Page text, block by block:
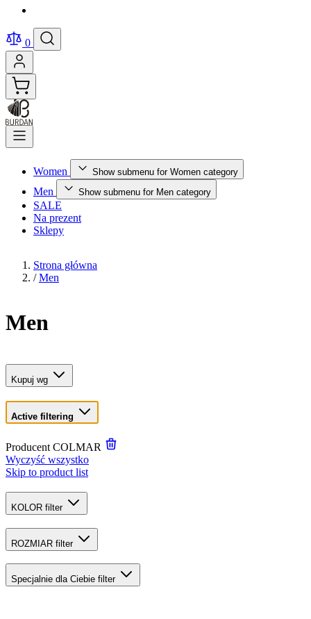
0
Women Show submenu for Women category
Men Show submenu for Men category
SALE
Na prezent
Sklepy
Strona główna
/ Men
Men
Kupuj wg
Active filtering
Producent COLMAR
Wyczyść wszystko
Skip to product list
KOLOR filter
ROZMIAR filter
Specjalnie dla Ciebie filter